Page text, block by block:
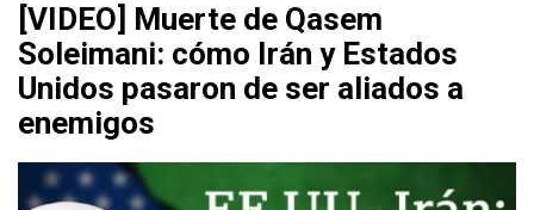
[VIDEO] Muerte de Qasem
Soleimani: cómo Irán y Estados
Unidos pasaron de ser aliados a
enemigos